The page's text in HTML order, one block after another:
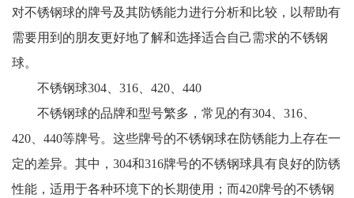
对不锈钢球的牌号及其防锈能力进行分析和比较，以帮助有
需要用到的朋友更好地了解和选择适合自己需求的不锈钢
球。
不锈钢球304、316、420、440
不锈钢球的品牌和型号繁多，常见的有304、316、
420、440等牌号。这些牌号的不锈钢球在防锈能力上存在一
定的差异。其中，304和316牌号的不锈钢球具有良好的防锈
性能，适用于各种环境下的长期使用；而420牌号的不锈钢